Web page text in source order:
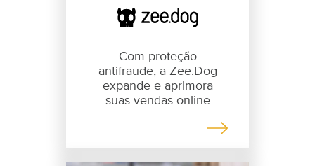
Com proteção
antifraude, a Zee.Dog
expande e aprimora
suas vendas online